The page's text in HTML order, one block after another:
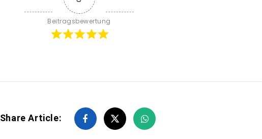
Beitragsbewertung
Share Article: